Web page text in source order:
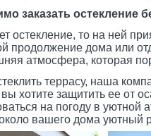
заказать остекление
остекление, то на ней
продолжение дома или
атмосфера, которая
террасу, наша
хотите защитить ее от
на погоду в
вашего дома уютный